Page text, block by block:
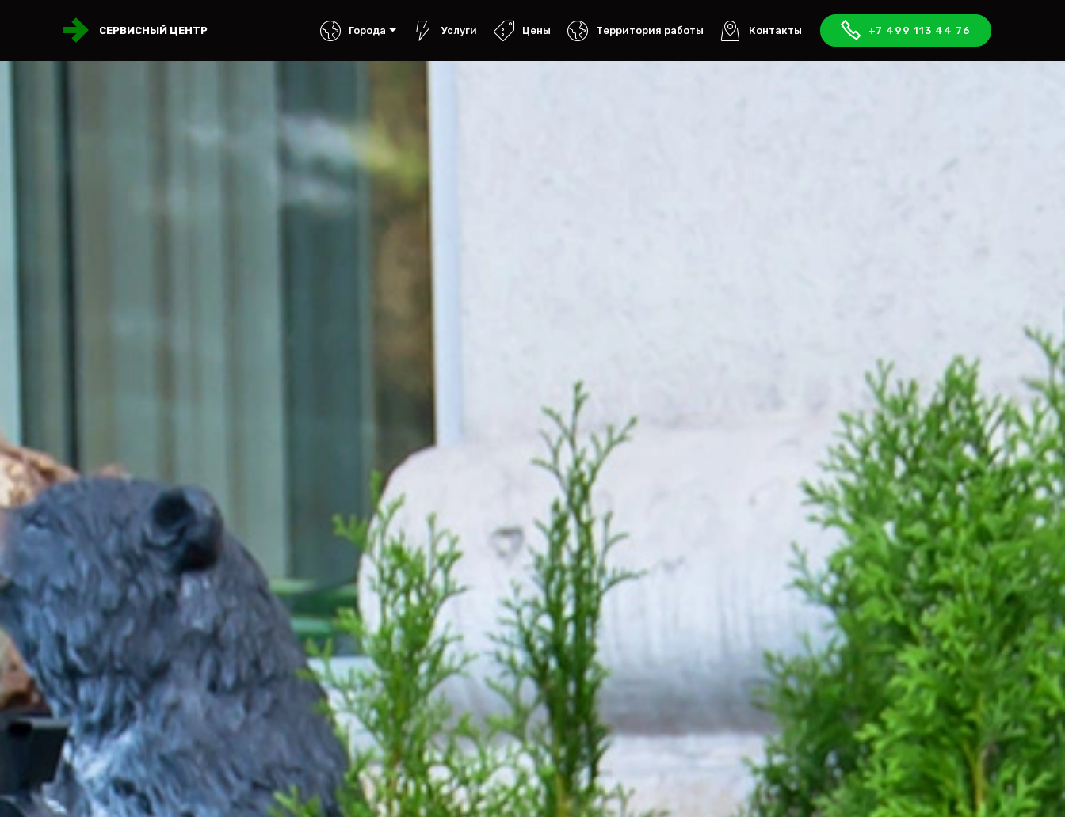
СЕРВИСНЫЙ ЦЕНТР Города Услуги Цены Территория работы Контакты +7 499 113 44 76